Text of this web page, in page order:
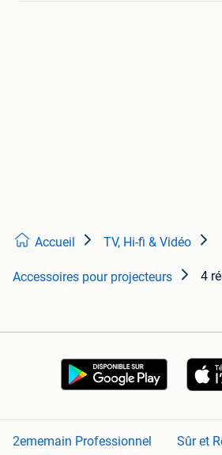
Accueil TV, Hi-fi & Vidéo
Accessoires pour projecteurs 4
2ememain Professionnel Sûr et